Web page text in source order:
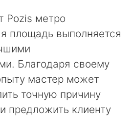
Pozis метро
площадь выполняется
Благодаря своему
мастер может
точную причину
предложить клиенту